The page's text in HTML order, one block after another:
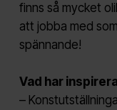
finns så mycket
att jobba med
spännande!
Vad har
–